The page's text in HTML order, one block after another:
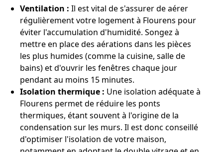
Ventilation : Il est vital de s'assurer de aérer
régulièrement votre logement à Flourens pour
éviter l'accumulation d'humidité. Songez à
mettre en place des aérations dans les pièces
les plus humides (comme la cuisine, salle de
bains) et d'ouvrir les fenêtres chaque jour
pendant au moins 15 minutes.
Isolation thermique : Une isolation adéquate à
Flourens permet de réduire les ponts
thermiques, étant souvent à l'origine de la
condensation sur les murs. Il est donc conseillé
d'optimiser l'isolation de votre maison,